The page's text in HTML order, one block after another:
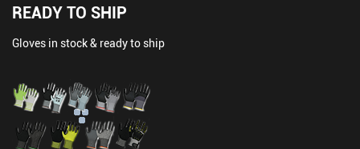
READY TO SHIP
Gloves in stock & ready to ship